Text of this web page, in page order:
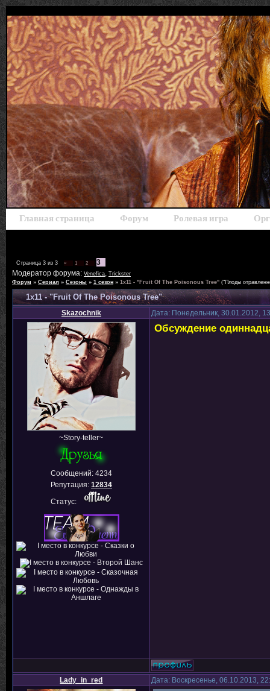
Главная страница Форум Ролевая игра
Страница 3 из 3 « 1 2
3
Модератор форума: Venefica, Trickster
Форум » Сериал » Сезоны » 1 сезон » 1x11 - "Fruit Of The Poisonous Tree" ("Плоды
1x11 - "Fruit Of The Poisonous Tree"
Skazochnik Дата: Понедельник, 30.01.2012,
~Story-teller~
Сообщений: 4234
Репутация: 12834
Статус:
Обсуждение
Lady_in_red Дата: Воскресенье, 06.10.2013,